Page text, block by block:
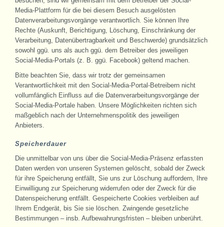
Media-Plattform für die bei diesem Besuch ausgelösten
Datenverarbeitungsvorgänge verantwortlich. Sie können Ihre
Rechte (Auskunft, Berichtigung, Löschung, Einschränkung der
Verarbeitung, Datenübertragbarkeit und Beschwerde) grundsätzlich
sowohl ggü. uns als auch ggü. dem Betreiber des jeweiligen
Social-Media-Portals (z. B. ggü. Facebook) geltend machen.
Bitte beachten Sie, dass wir trotz der gemeinsamen
Verantwortlichkeit mit den Social-Media-Portal-Betreibern nicht
vollumfänglich Einfluss auf die Datenverarbeitungsvorgänge der
Social-Media-Portale haben. Unsere Möglichkeiten richten sich
maßgeblich nach der Unternehmenspolitik des jeweiligen
Anbieters.
Speicherdauer
Die unmittelbar von uns über die Social-Media-Präsenz erfassten
Daten werden von unseren Systemen gelöscht, sobald der Zweck
für ihre Speicherung entfällt, Sie uns zur Löschung auffordern, Ihre
Einwilligung zur Speicherung widerrufen oder der Zweck für die
Datenspeicherung entfällt. Gespeicherte Cookies verbleiben auf
Ihrem Endgerät, bis Sie sie löschen. Zwingende gesetzliche
Bestimmungen – insb. Aufbewahrungsfristen – bleiben unberührt.